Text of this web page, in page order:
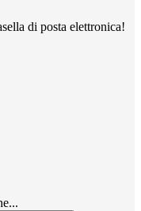
di posta elettronica!